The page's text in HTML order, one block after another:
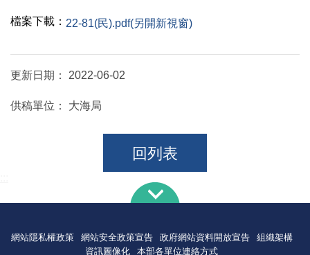
檔案下載： 22-81(民).pdf(另開新視窗)
更新日期： 2022-06-02
供稿單位： 大海局
回列表
網站隱私權政策 網站安全政策宣告 政府網站資料開放宣告
組織架構
資訊圖像化
本部各單位連絡方式